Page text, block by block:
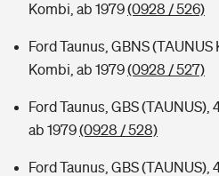
Kombi, ab 1979(0928 / 526)
Ford Taunus, GBNS (TAUNUS
Kombi, ab 1979(0928 / 527)
Ford Taunus, GBS (TAUNUS),
ab 1979(0928 / 528)
Ford Taunus, GBS (TAUNUS),